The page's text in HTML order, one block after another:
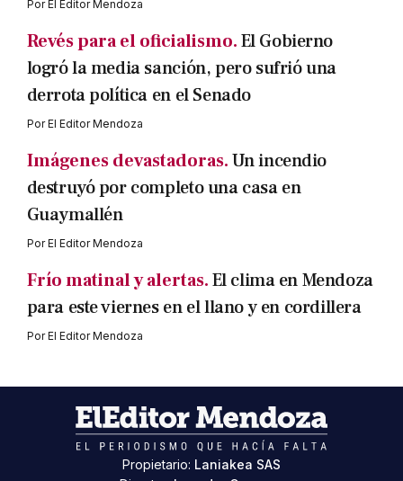
PorEl Editor Mendoza
Revés para el oficialismo.El Gobierno
logró la media sanción, pero sufrió una
derrota política en el Senado
PorEl Editor Mendoza
Imágenes devastadoras.Un incendio
destruyó por completo una casa en
Guaymallén
PorEl Editor Mendoza
Frío matinal y alertas.El clima en Mendoza
para este viernes en el llano y en cordillera
PorEl Editor Mendoza
Propietario: Laniakea SAS